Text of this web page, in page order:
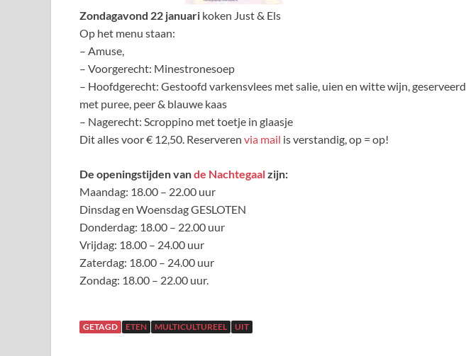
Zondagavond 22 januari koken Just & Els
Op het menu staan:
– Amuse,
– Voorgerecht: Minestronesoep
– Hoofdgerecht: Gestoofd varkensvlees met salie, uien en witte wijn, geserveerd
met puree, peer & blauwe kaas
– Nagerecht: Scroppino met toetje in glaasje
Dit alles voor € 12,50. Reserveren via mail is verstandig, op = op!
De openingstijden vande Nachtegaalzijn:
Maandag: 18.00 – 22.00 uur
Dinsdag en Woensdag GESLOTEN
Donderdag: 18.00 – 22.00 uur
Vrijdag: 18.00 – 24.00 uur
Zaterdag: 18.00 – 24.00 uur
Zondag: 18.00 – 22.00 uur.
GETAGD ETEN MULTICULTUREEL UIT